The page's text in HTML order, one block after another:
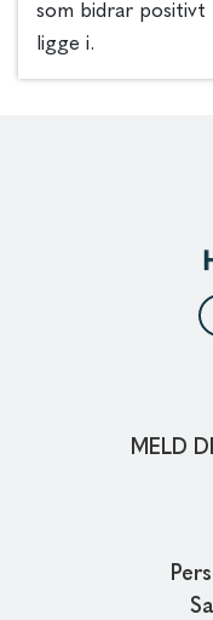
som bidrar positivt
ligge i.
MELD